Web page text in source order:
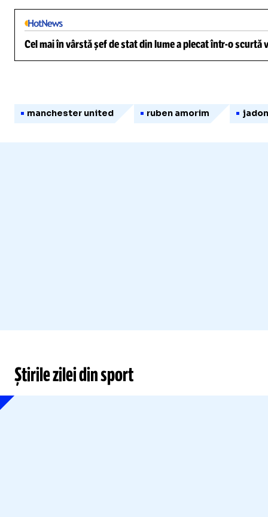
Cel mai în vârstă șef de stat din lume a plecat într-o scurtă
manchester united ruben amorim
Știrile zilei din sport